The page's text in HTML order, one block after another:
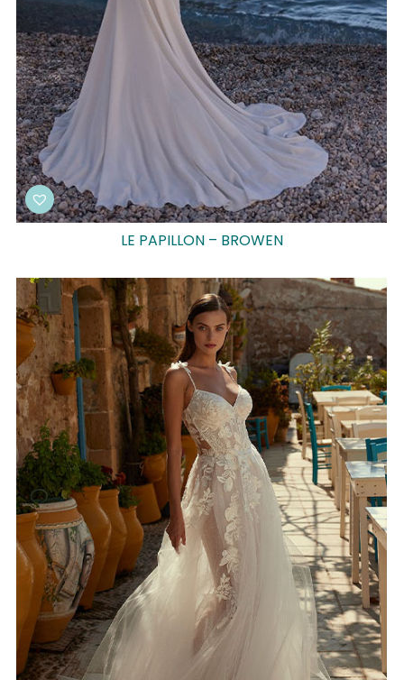
LE PAPILLON – BROWEN